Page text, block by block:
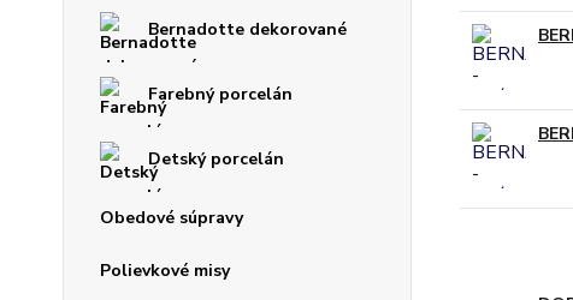
Bernadotte dekorované
Farebný porcelán
Detský porcelán
Obedové súpravy
Polievkové misy